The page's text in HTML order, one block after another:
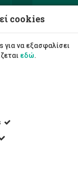
cookies
για να εξασφαλίσει
εδώ.